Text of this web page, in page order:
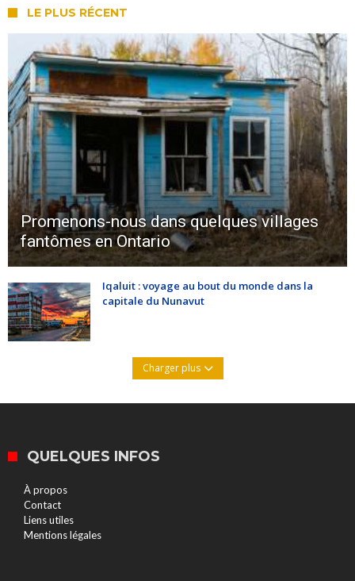
LE PLUS RÉCENT
Promenons-nous dans quelques villages
fantômes en Ontario
Iqaluit : voyage au bout du monde dans la
capitale du Nunavut
Charger plus
QUELQUES INFOS
À propos
Contact
Liens utiles
Mentions légales